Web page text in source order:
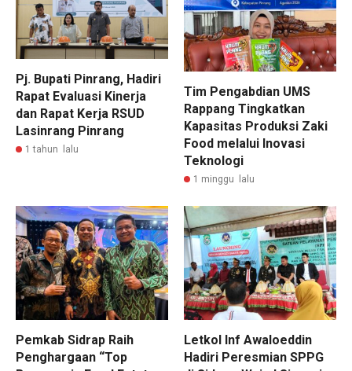
Pj. Bupati Pinrang, Hadiri
Rapat Evaluasi Kinerja
dan Rapat Kerja RSUD
Lasinrang Pinrang
1 tahun lalu
Tim Pengabdian UMS
Rappang Tingkatkan
Kapasitas Produksi Zaki
Food melalui Inovasi
Teknologi
1 minggu lalu
Pemkab Sidrap Raih
Penghargaan “Top
Letkol Inf Awaloeddin
Hadiri Peresmian SPPG